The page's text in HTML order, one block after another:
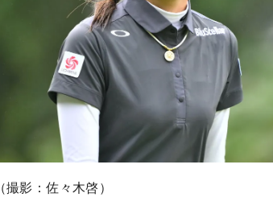
（撮影：佐々木啓）